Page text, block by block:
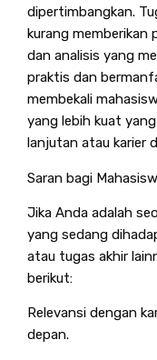
dipertimbangkan.
kurang memberikan
dan analisis yang
praktis dan
membekali
yang lebih kuat
lanjutan atau karier
Saran bagi
Jika Anda adalah
yang sedang
atau tugas akhir
berikut:
Relevansi dengan
depan.